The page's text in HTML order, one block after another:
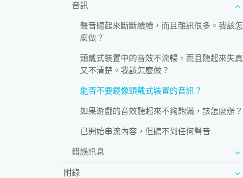
音訊
聲音聽起來斷斷續續，而且雜訊很多。我該怎
麼做？
頭戴式裝置中的音效不流暢，而且聽起來失真
又不清楚。我該怎麼做？
能否不要鏡像頭戴式裝置的音訊？
如果遊戲的音效聽起來不夠飽滿，該怎麼辦？
已開始串流內容，但聽不到任何聲音
錯誤訊息
附錄